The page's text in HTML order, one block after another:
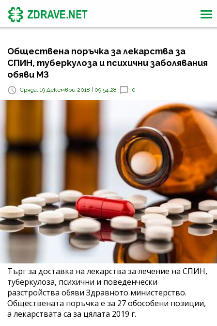
Обществена поръчка за лекарства за
СПИН, туберкулоза и психични заболявания
обяви МЗ
Сряда, 19 Декември 2018 | 09:54:28 0
Търг за доставка на лекарства за лечение на СПИН,
туберкулоза, психични и поведенчески
разстройства обяви Здравното министерство.
Обществената поръчка е за 27 обособени позиции,
а лекарствата са за цялата 2019 г.